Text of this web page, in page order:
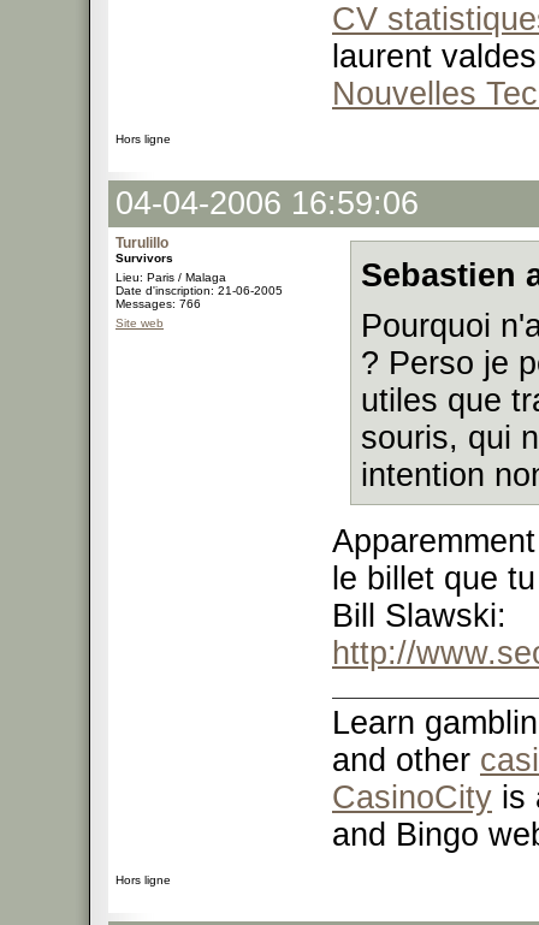
CV
laurent
Nouvelles
Hors ligne
04-04-2006 16:59:06
Turulillo
Survivors
Lieu: Paris / Malaga
Date d'inscription: 21-06-2005
Messages: 766
Site web
Sebastien
Pourquoi
? Perso je
utiles que
souris, qui
intention
le billet que
Bill Slawski:
http://
Learn
and other
CasinoCity is
and Bingo
Hors ligne